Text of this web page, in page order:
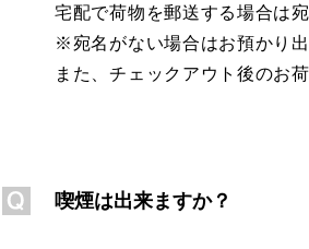
宅配で荷物を郵送する場合は
※宛名がない場合はお預かり
また、チェックアウト後のお
喫煙は出来ますか？